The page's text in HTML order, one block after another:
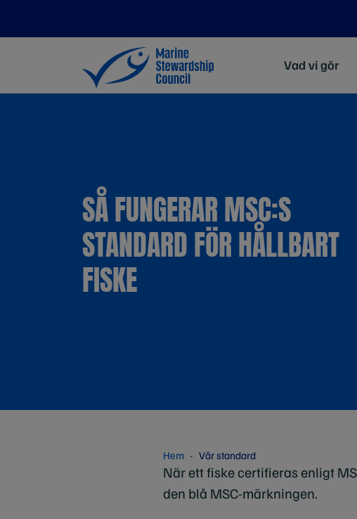
Vad vi gör
SÅ FUNGERAR MSC:S
STANDARD FÖR HÅLLBART
FISKE
Hem Vår standard
När ett fiske certifieras enligt
den blå MSC-märkningen.